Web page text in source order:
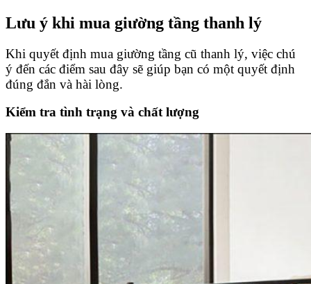
Lưu ý khi mua giường tầng thanh lý
Khi quyết định mua giường tầng cũ thanh lý, việc chú
ý đến các điểm sau đây sẽ giúp bạn có một quyết định
đúng đắn và hài lòng.
Kiểm tra tình trạng và chất lượng